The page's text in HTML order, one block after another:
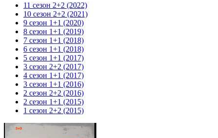
11 сезон 2+2 (2022)
10 сезон 2+2 (2021)
9 сезон 1+1 (2020)
8 сезон 1+1 (2019)
7 сезон 1+1 (2018)
6 сезон 1+1 (2018)
5 сезон 1+1 (2017)
3 сезон 2+2 (2017)
4 сезон 1+1 (2017)
3 сезон 1+1 (2016)
2 сезон 2+2 (2016)
2 сезон 1+1 (2015)
1 сезон 2+2 (2015)